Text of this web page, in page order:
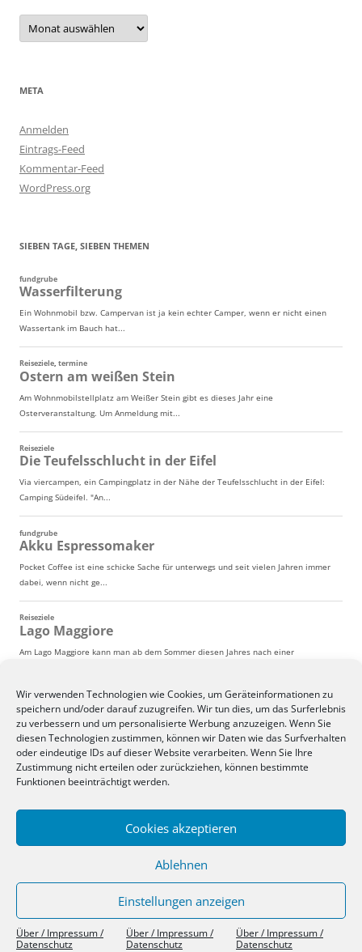
Wir verwenden Technologien wie Cookies, um Geräteinformationen zu
speichern und/oder darauf zuzugreifen. Wir tun dies, um das Surferlebnis
zu verbessern und um personalisierte Werbung anzuzeigen. Wenn Sie
diesen Technologien zustimmen, können wir Daten wie das Surfverhalten
oder eindeutige IDs auf dieser Website verarbeiten. Wenn Sie Ihre
Zustimmung nicht erteilen oder zurückziehen, können bestimmte
Funktionen beeinträchtigt werden.
Cookies akzeptieren
Ablehnen
Einstellungen anzeigen
Über / Impressum /
Datenschutz
Über / Impressum /
Datenschutz
Über / Impressum /
Datenschutz
Archiv
META
Anmelden
Eintrags-Feed
Kommentar-Feed
WordPress.org
SIEBEN TAGE, SIEBEN THEMEN
Über / Impressum / Datenschutz Stolz präsentiert von WordPress